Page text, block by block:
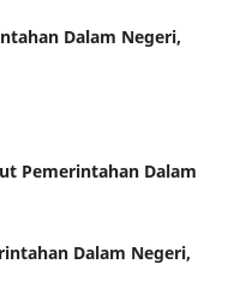
Dalam Negeri,
Pemerintahan Dalam
Dalam Negeri,